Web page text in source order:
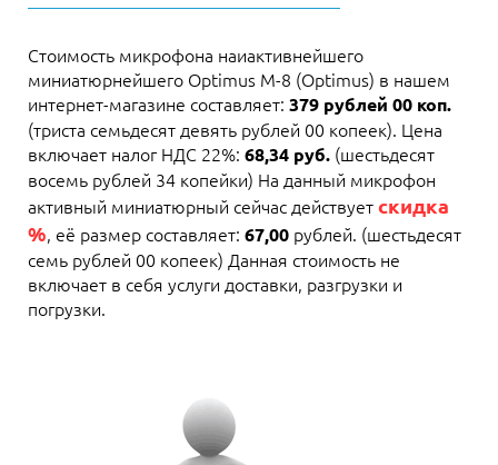
Стоимость микрофона наиактивнейшего
миниатюрнейшего Optimus M-8 (Optimus) в нашем
интернет-магазине составляет: 379 рублей 00 коп.
(триста семьдесят девять рублей 00 копеек). Цена
включает налог НДС 22%: 68,34 руб. (шестьдесят
восемь рублей 34 копейки) На данный микрофон
активный миниатюрный сейчас действуетскидка
%, её размер составляет: 67,00 рублей. (шестьдесят
семь рублей 00 копеек) Данная стоимость не
включает в себя услуги доставки, разгрузки и
погрузки.